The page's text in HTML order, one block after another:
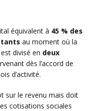
équivalent à 45 % des
au moment où la
divisé en deux
dès l’accord de
d’activité.
sur le revenu mais doit
cotisations sociales